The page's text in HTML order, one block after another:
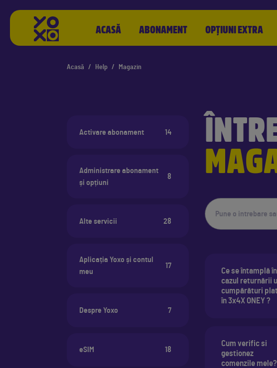
YOXO
ACASĂ ABONAMENT OPȚIUNI EXTRA
Acasă Help Magazin
Activare abonament 14
Administrare abonament
și opțiuni
8
Alte servicii 28
Aplicația Yoxo și contul
meu
17
Despre Yoxo 7
eSIM 18
Ce se întamplă în
cazul returnării
cumpărături
în 3x4X ONEY ?
Cum verific si
gestionez
comenzile mele?